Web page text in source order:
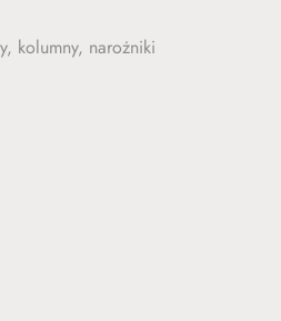
kolumny, narożniki